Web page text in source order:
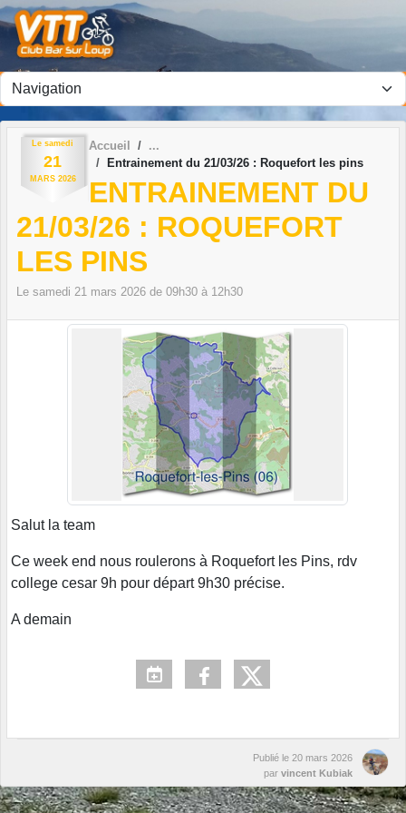
Le samedi
21
MARS 2026
Accueil
Entrainement du 21/03/26 : Roquefort les pins
ENTRAINEMENT DU
21/03/26 : ROQUEFORT
LES PINS
Le samedi 21 mars 2026 de 09h30 à 12h30
Salut la team
Ce week end nous roulerons à Roquefort les Pins, rdv
college cesar 9h pour départ 9h30 précise.
A demain
Publié le 20 mars 2026
par vincent Kubiak
Panneau de gestion des cookies